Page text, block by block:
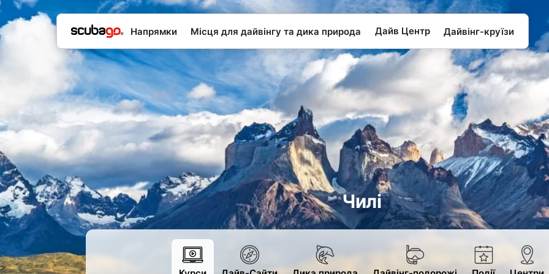
Напрямки Місця для дайвінгу та дика природа Дайв Центр Дайвінг-круїзи
>
Чилі